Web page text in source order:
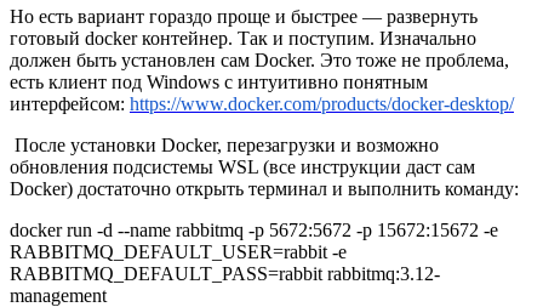
Но есть вариант гораздо проще и быстрее — развернуть
готовый docker контейнер. Так и поступим. Изначально
должен быть установлен сам Docker. Это тоже не проблема,
есть клиент под Windows с интуитивно понятным
интерфейсом: https://www.docker.com/products/docker-desktop/
После установки Docker, перезагрузки и возможно
обновления подсистемы WSL (все инструкции даст сам
Docker) достаточно открыть терминал и выполнить команду:
docker run -d --name rabbitmq -p 5672:5672 -p 15672:15672 -e
RABBITMQ_DEFAULT_USER=rabbit -e
RABBITMQ_DEFAULT_PASS=rabbit rabbitmq:3.12-
management